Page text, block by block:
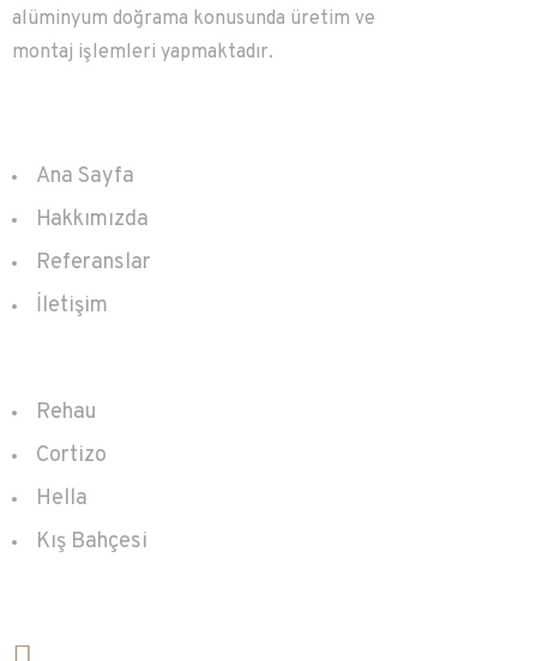
alüminyum doğrama konusunda üretim ve
montaj işlemleri yapmaktadır.
Ana Sayfa
Hakkımızda
Referanslar
İletişim
Rehau
Cortizo
Hella
Kış Bahçesi